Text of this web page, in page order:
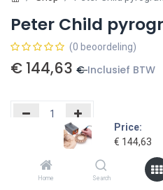
Price:
€ 144,63
Home Search
Peter Child
(0 beoordeling)
€ 144,63 € Inclusief BTW
Toevoegen aan
Toevoegen aan verlanglijst